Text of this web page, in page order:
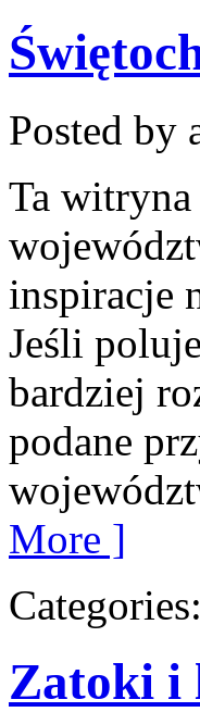
Posted by
Ta
inspiracje
Jeśli
bardziej
podane
More ]
Categories:
Zatoki i